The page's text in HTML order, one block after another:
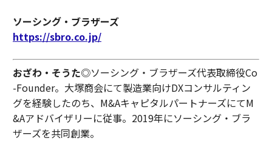
ソーシング・ブラザーズ
https://sbro.co.jp/
おざわ・そうた◎ソーシング・ブラザーズ代表取締役Co
-Founder。大塚商会にて製造業向けDXコンサルティン
グを経験したのち、M&AキャピタルパートナーズにてM
&Aアドバイザリーに従事。2019年にソーシング・ブラ
ザーズを共同創業。